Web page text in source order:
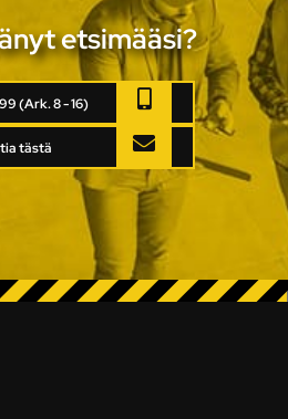
etsimääsi?
(Ark. 8 - 16)
tästä